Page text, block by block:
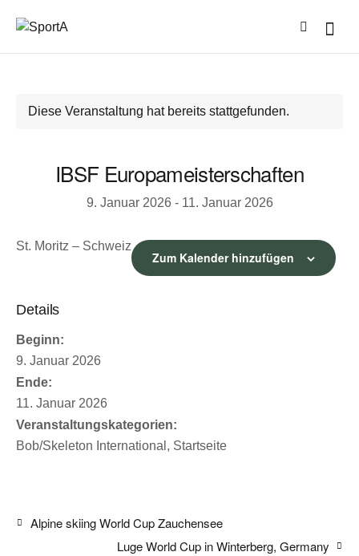
Diese Veranstaltung hat bereits stattgefunden.
IBSF Europameisterschaften
9. Januar 2026- 11. Januar 2026
St. Moritz – Schweiz
Zum Kalender hinzufügen
Details
Beginn:
9. Januar 2026
Ende:
11. Januar 2026
Veranstaltungskategorien:
Bob/Skeleton International , Startseite
Alpine skiing World Cup Zauchensee
Luge World Cup in Winterberg, Germany